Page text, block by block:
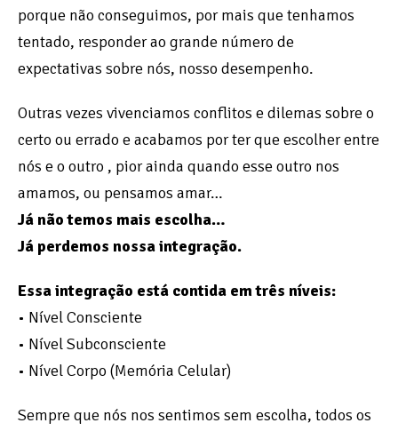
porque não conseguimos, por mais que tenhamos
tentado, responder ao grande número de
expectativas sobre nós, nosso desempenho.
Outras vezes vivenciamos conflitos e dilemas sobre o
certo ou errado e acabamos por ter que escolher entre
nós e o outro , pior ainda quando esse outro nos
amamos, ou pensamos amar…
Já não temos mais escolha…
Já perdemos nossa integração.
Essa integração está contida em três níveis:
• Nível Consciente
• Nível Subconsciente
• Nível Corpo (Memória Celular)
Sempre que nós nos sentimos sem escolha, todos os